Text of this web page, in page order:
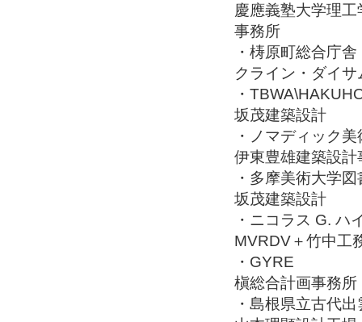
慶應義塾大学理
事務所
・梼原町総合庁舎
クライン・ダイ
・
坂茂建築設計
・ノマディック美
伊東豊雄建築設計
・多摩美術大学
坂茂建築設計
・ニコラス G. ハ
MVRDV＋竹中工
・GYRE
槇総合計画事務所
・島根県立古代